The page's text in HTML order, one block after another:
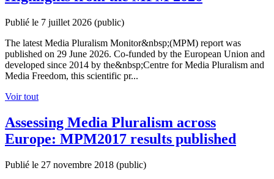
Publié le 7 juillet 2026 (public)
The latest Media Pluralism Monitor&nbsp;(MPM) report was
published on 29 June 2026. Co-funded by the European Union and
developed since 2014 by the&nbsp;Centre for Media Pluralism and
Media Freedom, this scientific pr...
Voir tout
Assessing Media Pluralism across
Europe: MPM2017 results published
Publié le 27 novembre 2018 (public)